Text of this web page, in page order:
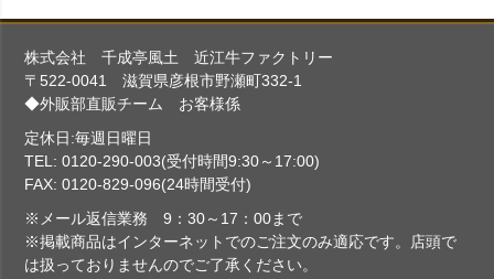
株式会社 千成亭風土 近江牛ファクトリー
〒522-0041 滋賀県彦根市野瀬町332-1
◆外販部直販チーム お客様係
定休日:毎週日曜日
TEL: 0120-290-003(受付時間9:30～17:00)
FAX: 0120-829-096(24時間受付)
※メール返信業務 9：30～17：00まで
※掲載商品はインターネットでのご注文のみ適応です。店頭で
は扱っておりませんのでご了承ください。